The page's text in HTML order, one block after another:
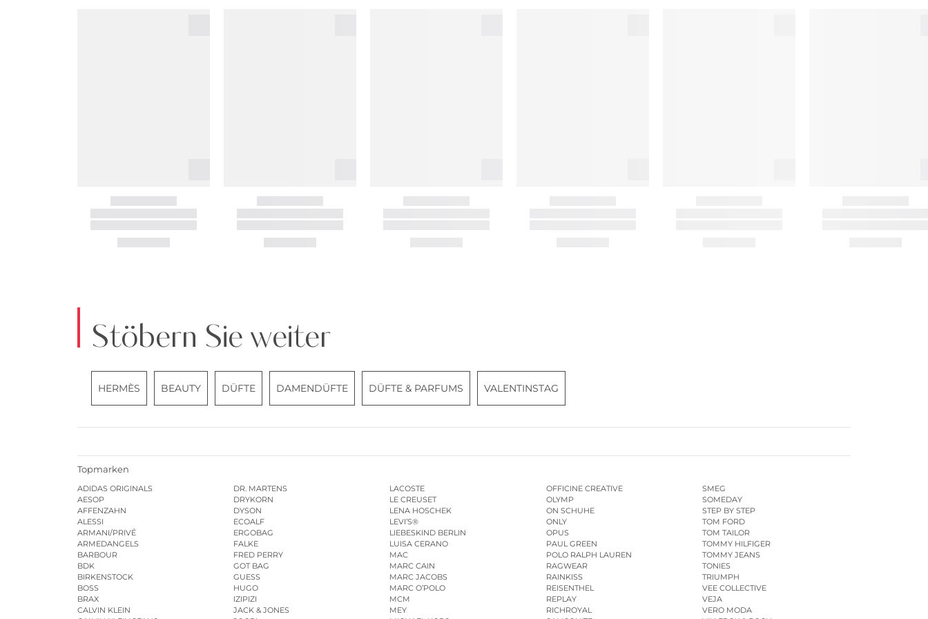
Stöbern Sie weiter
HERMÈS BEAUTY DÜFTE DAMENDÜFTE DÜFTE & PARFUMS VALENTINSTAG
Topmarken
ADIDAS ORIGINALS
AESOP
AFFENZAHN
ALESSI
ARMANI/PRIVÉ
ARMEDANGELS
BARBOUR
BDK
BIRKENSTOCK
BOSS
BRAX
CALVIN KLEIN
DR. MARTENS
DRYKORN
DYSON
ECOALF
ERGOBAG
FALKE
FRED PERRY
GOT BAG
GUESS
HUGO
IZIPIZI
JACK & JONES
LACOSTE
LE CREUSET
LENA HOSCHEK
LEVI’S®
LIEBESKIND BERLIN
LUISA CERANO
MAC
MARC CAIN
MARC JACOBS
MARC O’POLO
MCM
MEY
OFFICINE CREATIVE
OLYMP
ON SCHUHE
ONLY
OPUS
PAUL GREEN
POLO RALPH LAUREN
RAGWEAR
RAINKISS
REISENTHEL
REPLAY
RICHROYAL
SMEG
SOMEDAY
STEP BY STEP
TOM FORD
TOM TAILOR
TOMMY HILFIGER
TOMMY JEANS
TONIES
TRIUMPH
VEE COLLECTIVE
VEJA
VERO MODA